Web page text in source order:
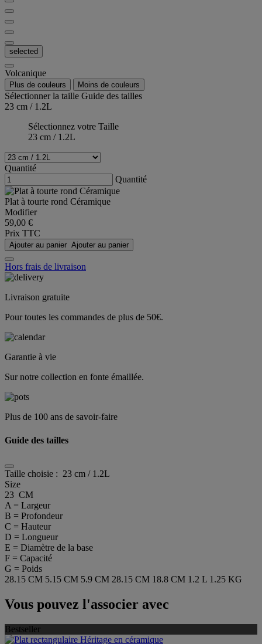
selected
Volcanique
Plus de couleurs Moins de couleurs
Sélectionner la taille Guide des tailles
23 cm / 1.2L
Sélectionnez votre Taille
23 cm / 1.2L
Quantité
Quantité
Plat à tourte rond Céramique
Modifier
59,00 €
Prix TTC
Ajouter au panier Ajouter au panier
Hors frais de livraison
Livraison gratuite
Pour toutes les commandes de plus de 50€.
Garantie à vie
Sur notre collection en fonte émaillée.
Plus de 100 ans de savoir-faire
Guide des tailles
Taille choisie : 23 cm / 1.2L
Size
23 CM
A = Largeur
B = Profondeur
C = Hauteur
D = Longueur
E = Diamètre de la base
F = Capacité
G = Poids
28.15 CM 5.15 CM 5.9 CM 28.15 CM 18.8 CM 1.2 L 1.25 KG
Vous pouvez l'associer avec
Bestseller